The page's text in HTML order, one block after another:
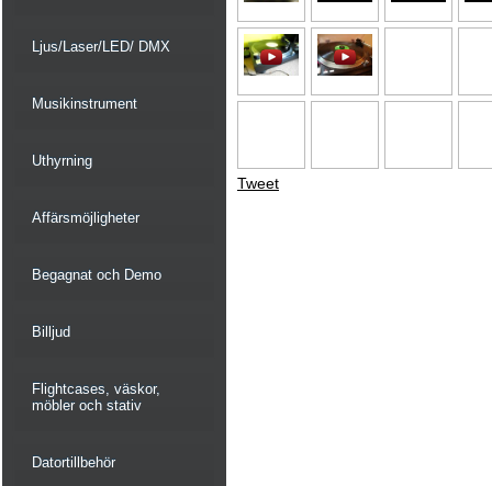
Ljus/Laser/LED/ DMX
Musikinstrument
Uthyrning
Affärsmöjligheter
Begagnat och Demo
Billjud
Flightcases, väskor,
möbler och stativ
Datortillbehör
Tweet